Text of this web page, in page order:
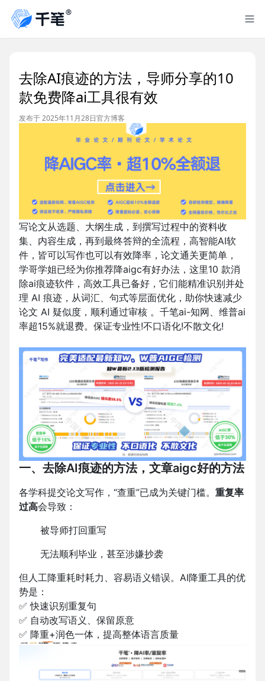
去除AI痕迹的方法，导师分享的10
款免费降ai工具很有效
发布于 2025年11月28日官方博客
写论文从选题、大纲生成，到撰写过程中的资料收
集、内容生成，再到最终答辩的全流程，高智能AI软
件，皆可以写作也可以有效降率，论文通关更简单，
学哥学姐已经为你推荐降aigc有好办法，这里10 款消
除ai痕迹软件，高效工具已备好，它们能精准识别并处
理 AI 痕迹，从词汇、句式等层面优化，助你快速减少
论文 AI 疑似度，顺利通过审核 。千笔ai-知网、维普ai
率超15%就退费。保证专业性!不口语化!不散文化!
一、去除AI痕迹的方法，文章aigc好的方法
各学科提交论文写作，“查重”已成为关键门槛。 重复率
过高会导致：
被导师打回重写
无法顺利毕业，甚至涉嫌抄袭
但人工降重耗时耗力、容易语义错误。AI降重工具的优
势是：
✅ 快速识别重复句
✅ 自动改写语义、保留原意
✅ 降重+润色一体，提高整体语言质量